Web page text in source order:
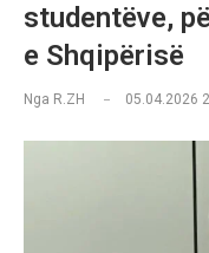
studentëve,
e Shqipërisë
Nga R.ZH 05.04.2026